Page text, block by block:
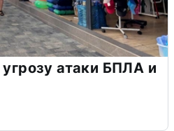
атаки БПЛА и